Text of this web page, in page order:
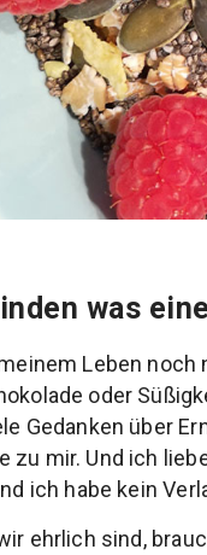
was
Leben
oder
Gedanken über
zu mir. Und ich
ich habe kein
ehrlich sind,